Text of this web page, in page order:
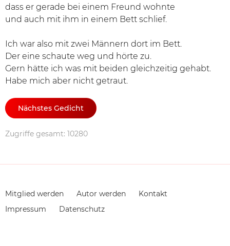
dass er gerade bei einem Freund wohnte
und auch mit ihm in einem Bett schlief.
Ich war also mit zwei Männern dort im Bett.
Der eine schaute weg und hörte zu.
Gern hätte ich was mit beiden gleichzeitig gehabt.
Habe mich aber nicht getraut.
Nächstes Gedicht
Zugriffe gesamt: 10280
Navigation
überspringen
Mitglied werden Autor werden
Kontakt
Impressum
Datenschutz